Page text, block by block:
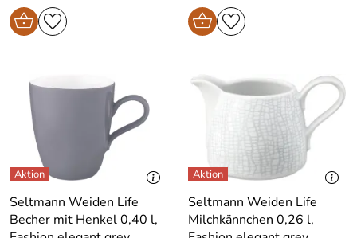
Seltmann Weiden Life
Becher mit Henkel 0,40 l,
Seltmann Weiden Life
Milchkännchen 0,26 l,